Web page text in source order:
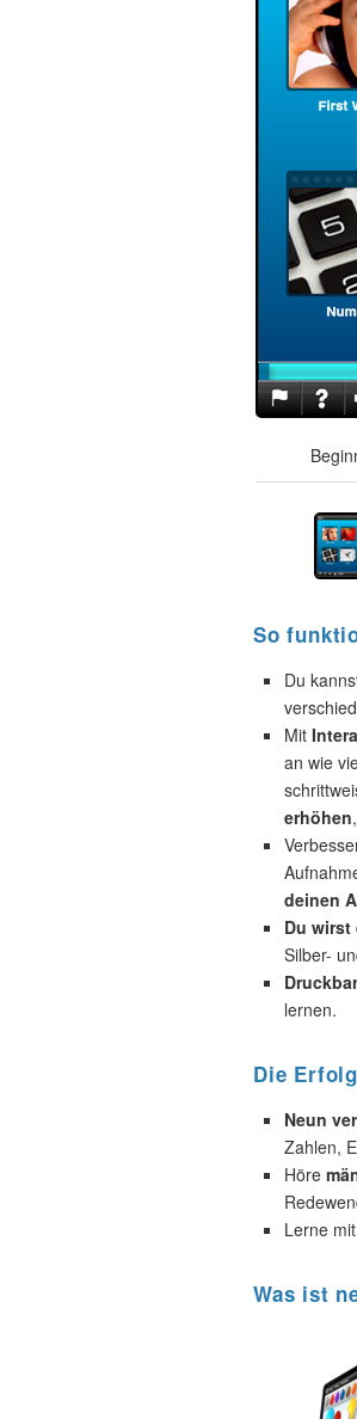
So
Du
Mit
an wie
erhöhen
deinen
Du
Silber-
lernen.
Die
Neun
Zahlen,
Höre
Lerne
Was ist